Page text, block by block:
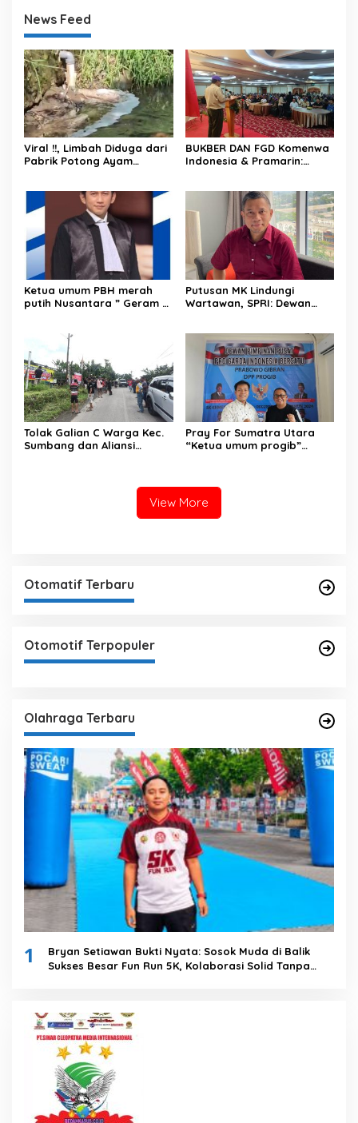
News Feed
Viral !!, Limbah Diduga dari
Pabrik Potong Ayam
Berbau Menyengat
BUKBER DAN FGD Komenwa
Indonesia & Pramarin:
Produk Dalam Negeri”
Ketua umum PBH merah
putih Nusantara ” Geram ”
Andrie yunus oleh OTK.
Putusan MK Lindungi
Wartawan, SPRI: Dewan
Tolak Galian C Warga Kec.
Sumbang dan Aliansi
Pray For Sumatra Utara
“Ketua umum progib”
View More
Otomatif Terbaru
Otomotif Terpopuler
Olahraga Terbaru
1
Bryan Setiawan Bukti Nyata: Sosok Muda di Balik
Sukses Besar Fun Run 5K, Kolaborasi Solid Tanpa